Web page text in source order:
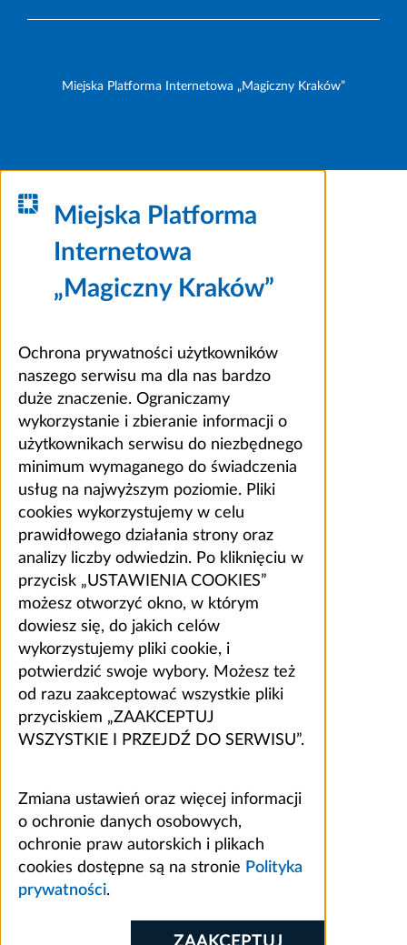
Miejska Platforma Internetowa „Magiczny Kraków”
Miejska Platforma
Internetowa
„Magiczny Kraków”
Ochrona prywatności użytkowników
naszego serwisu ma dla nas bardzo
duże znaczenie. Ograniczamy
wykorzystanie i zbieranie informacji o
użytkownikach serwisu do niezbędnego
minimum wymaganego do świadczenia
usług na najwyższym poziomie. Pliki
cookies wykorzystujemy w celu
prawidłowego działania strony oraz
analizy liczby odwiedzin. Po kliknięciu w
przycisk „USTAWIENIA COOKIES”
możesz otworzyć okno, w którym
dowiesz się, do jakich celów
wykorzystujemy pliki cookie, i
potwierdzić swoje wybory. Możesz też
od razu zaakceptować wszystkie pliki
przyciskiem „ZAAKCEPTUJ
WSZYSTKIE I PRZEJDŹ DO SERWISU”.
Zmiana ustawień oraz więcej informacji
o ochronie danych osobowych,
ochronie praw autorskich i plikach
cookies dostępne są na stronie Polityka
prywatności.